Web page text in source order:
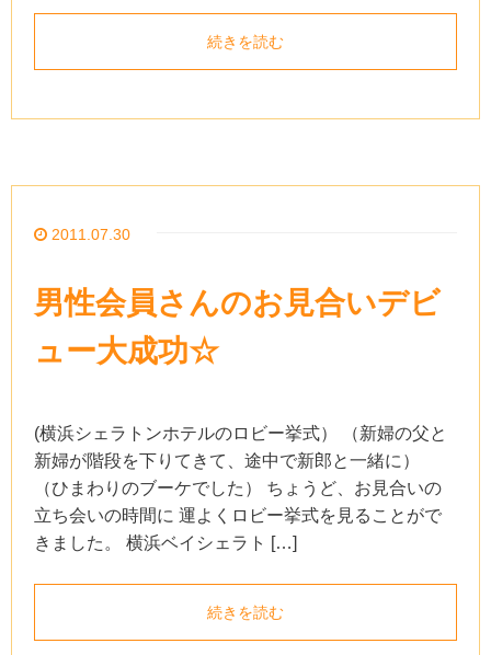
続きを読む
2011.07.30
男性会員さんのお見合いデビ
ュー大成功☆
(横浜シェラトンホテルのロビー挙式） （新婦の父と
新婦が階段を下りてきて、途中で新郎と一緒に）
（ひまわりのブーケでした） ちょうど、お見合いの
立ち会いの時間に 運よくロビー挙式を見ることがで
きました。 横浜ベイシェラト […]
続きを読む